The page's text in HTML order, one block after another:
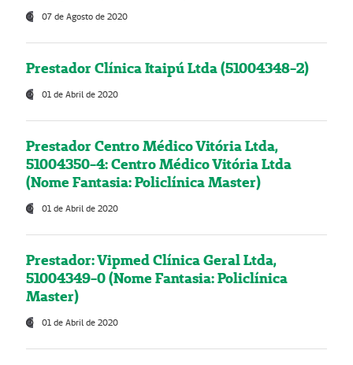
07 de Agosto de 2020
Prestador Clínica Itaipú Ltda (51004348-2)
01 de Abril de 2020
Prestador Centro Médico Vitória Ltda,
51004350-4: Centro Médico Vitória Ltda
(Nome Fantasia: Policlínica Master)
01 de Abril de 2020
Prestador: Vipmed Clínica Geral Ltda,
51004349-0 (Nome Fantasia: Policlínica
Master)
01 de Abril de 2020